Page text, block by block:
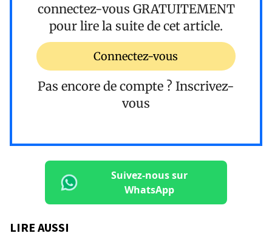
connectez-vous GRATUITEMENT
pour lire la suite de cet article.
Connectez-vous
Pas encore de compte ? Inscrivez-
vous
Suivez-nous sur
WhatsApp
LIRE AUSSI